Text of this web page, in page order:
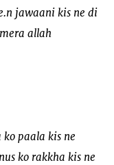
jawaani kis ne di
allah
ko paala kis ne
ko rakkha kis ne